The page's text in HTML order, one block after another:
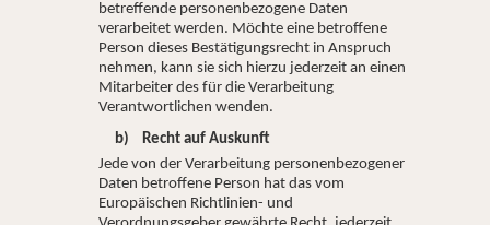
betreffende personenbezogene Daten
verarbeitet werden. Möchte eine betroffene
Person dieses Bestätigungsrecht in Anspruch
nehmen, kann sie sich hierzu jederzeit an einen
Mitarbeiter des für die Verarbeitung
Verantwortlichen wenden.
b) Recht auf Auskunft
Jede von der Verarbeitung personenbezogener
Daten betroffene Person hat das vom
Europäischen Richtlinien- und